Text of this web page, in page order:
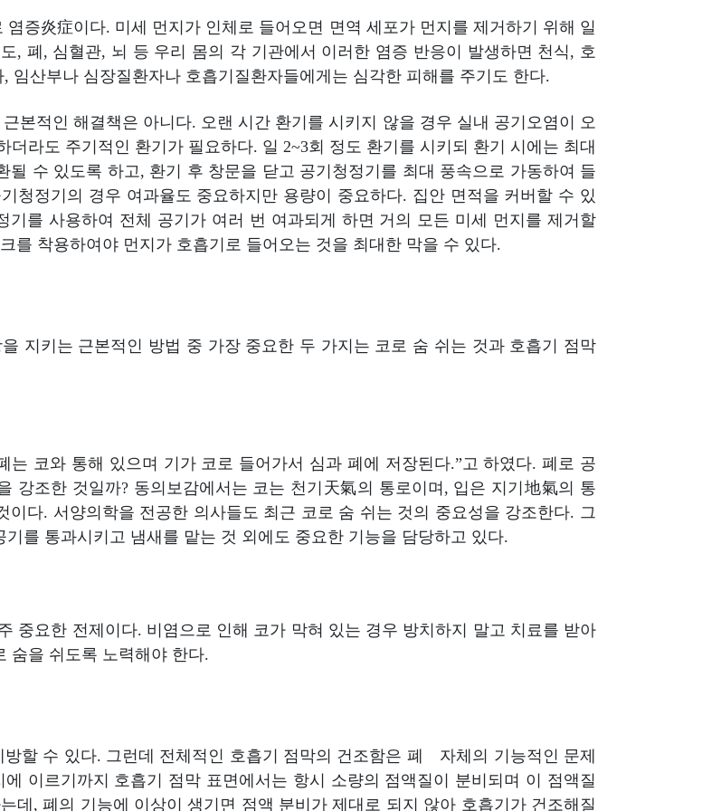
증炎症이다. 미세 먼지가 인체로 들어오면 면역 세포가 먼지를 제거하기 위해 일
, 폐, 심혈관, 뇌 등 우리 몸의 각 기관에서 이러한 염증 반응이 발생하면 천식, 호
임산부나 심장질환자나 호흡기질환자들에게는 심각한 피해를 주기도 한다.
본적인 해결책은 아니다. 오랜 시간 환기를 시키지 않을 경우 실내 공기오염이 오
라도 주기적인 환기가 필요하다. 일 2~3회 정도 환기를 시키되 환기 시에는 최대
수 있도록 하고, 환기 후 창문을 닫고 공기청정기를 최대 풍속으로 가동하여 들
청정기의 경우 여과율도 중요하지만 용량이 중요하다. 집안 면적을 커버할 수 있
기를 사용하여 전체 공기가 여러 번 여과되게 하면 거의 모든 미세 먼지를 제거할
를 착용하여야 먼지가 호흡기로 들어오는 것을 최대한 막을 수 있다.
지키는 근본적인 방법 중 가장 중요한 두 가지는 코로 숨 쉬는 것과 호흡기 점막
코와 통해 있으며 기가 코로 들어가서 심과 폐에 저장된다.”고 하였다. 폐로 공
강조한 것일까? 동의보감에서는 코는 천기天氣의 통로이며, 입은 지기地氣의 통
다. 서양의학을 전공한 의사들도 최근 코로 숨 쉬는 것의 중요성을 강조한다. 그
를 통과시키고 냄새를 맡는 것 외에도 중요한 기능을 담당하고 있다.
중요한 전제이다. 비염으로 인해 코가 막혀 있는 경우 방치하지 말고 치료를 받아
숨을 쉬도록 노력해야 한다.
할 수 있다. 그런데 전체적인 호흡기 점막의 건조함은 폐 자체의 기능적인 문제
이르기까지 호흡기 점막 표면에서는 항시 소량의 점액질이 분비되며 이 점액질
데, 폐의 기능에 이상이 생기면 점액 분비가 제대로 되지 않아 호흡기가 건조해질